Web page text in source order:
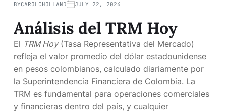
BYCAROLCHOLLAND JULY 22, 2024
Análisis del TRM Hoy
El TRM Hoy(Tasa Representativa del Mercado)
refleja el valor promedio del dólar estadounidense
en pesos colombianos, calculado diariamente por
la Superintendencia Financiera de Colombia. La
TRM es fundamental para operaciones comerciales
y financieras dentro del país, y cualquier